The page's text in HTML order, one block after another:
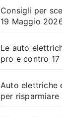
Consigli per
19 Maggio
Le auto
pro e contro
Auto elettriche
per risparmiare